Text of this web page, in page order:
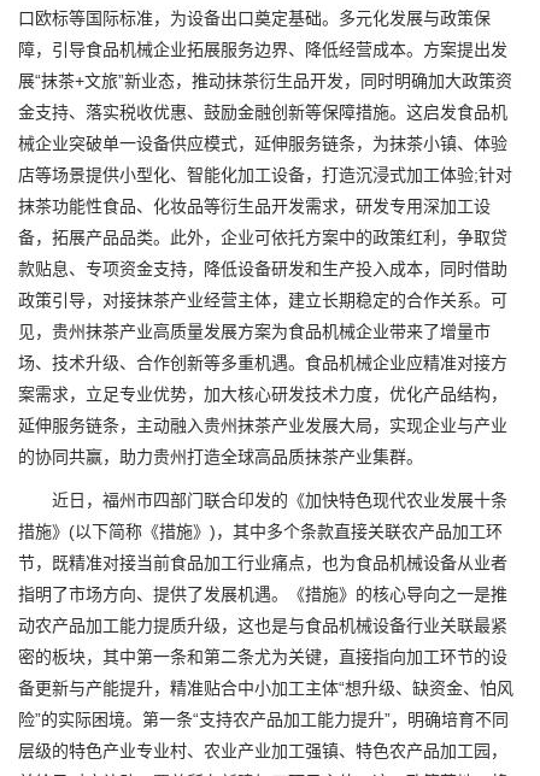
口欧标等国际标准，为设备出口奠定基础。多元化发展与政策保
障，引导食品机械企业拓展服务边界、降低经营成本。方案提出发
展“抹茶+文旅”新业态，推动抹茶衍生品开发，同时明确加大政策资
金支持、落实税收优惠、鼓励金融创新等保障措施。这启发食品机
械企业突破单一设备供应模式，延伸服务链条，为抹茶小镇、体验
店等场景提供小型化、智能化加工设备，打造沉浸式加工体验;针对
抹茶功能性食品、化妆品等衍生品开发需求，研发专用深加工设
备，拓展产品品类。此外，企业可依托方案中的政策红利，争取贷
款贴息、专项资金支持，降低设备研发和生产投入成本，同时借助
政策引导，对接抹茶产业经营主体，建立长期稳定的合作关系。可
见，贵州抹茶产业高质量发展方案为食品机械企业带来了增量市
场、技术升级、合作创新等多重机遇。食品机械企业应精准对接方
案需求，立足专业优势，加大核心研发技术力度，优化产品结构，
延伸服务链条，主动融入贵州抹茶产业发展大局，实现企业与产业
的协同共赢，助力贵州打造全球高品质抹茶产业集群。
近日，福州市四部门联合印发的《加快特色现代农业发展十条
措施》(以下简称《措施》)，其中多个条款直接关联农产品加工环
节，既精准对接当前食品加工行业痛点，也为食品机械设备从业者
指明了市场方向、提供了发展机遇。《措施》的核心导向之一是推
动农产品加工能力提质升级，这也是与食品机械设备行业关联最紧
密的板块，其中第一条和第二条尤为关键，直接指向加工环节的设
备更新与产能提升，精准贴合中小加工主体“想升级、缺资金、怕风
险”的实际困境。第一条“支持农产品加工能力提升”，明确培育不同
层级的特色产业专业村、农业产业加工强镇、特色农产品加工园，